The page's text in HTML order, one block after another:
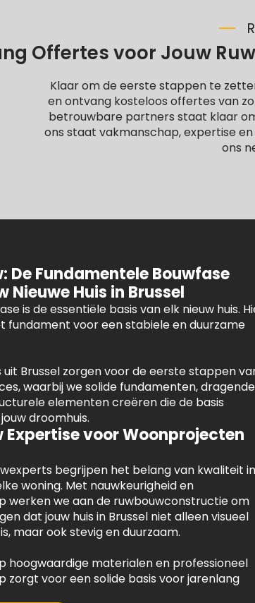
Offertes voor Jouw
Klaar om de eerste stappen te
en ontvang kosteloos offertes van
betrouwbare partners staat klaar
ons staat vakmanschap, expertise
ons
De Fundamentele Bouwfase
Nieuwe Huis in Brussel
is de essentiële basis van elk nieuw huis.
fundament voor een stabiele en duurzame
uit Brussel zorgen voor de eerste stappen
waarbij we solide fundamenten, dragende
elementen creëren die de basis
droomhuis.
Expertise voor Woonprojecten
begrijpen het belang van kwaliteit in
woning. Met nauwkeurigheid en
werken we aan de ruwbouwconstructie om
dat jouw huis in Brussel niet alleen visueel
maar ook stevig en duurzaam.
hoogwaardige materialen en professioneel
zorgt voor een solide basis voor jarenlang